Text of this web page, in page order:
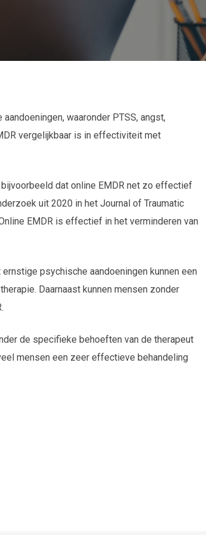
waaronder PTSS, angst,
vergelijkbaar is in effectiviteit met
dat online EMDR net zo effectief
uit 2020 in het Journal of Traumatic
EMDR is effectief in het verminderen van
psychische aandoeningen kunnen een
Daarnaast kunnen mensen zonder
de specifieke behoeften van de therapeut
mensen een zeer effectieve behandeling